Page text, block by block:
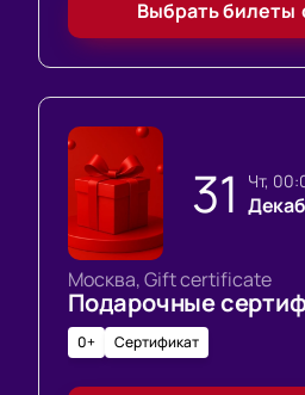
Выбрать билеты
31 чт,
Москва, Gift certificate
Подарочные
0+ Сертификат